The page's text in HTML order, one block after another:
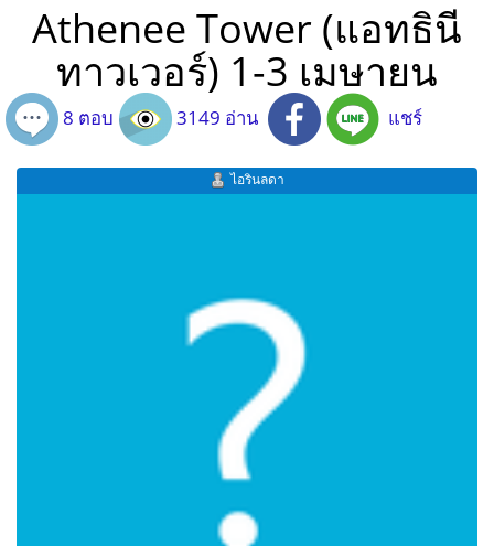
Athenee Tower (แอทธินี
ทาวเวอร์) 1-3 เมษายน
8 ตอบ 3149 อ่าน แชร์
ไอรินลดา